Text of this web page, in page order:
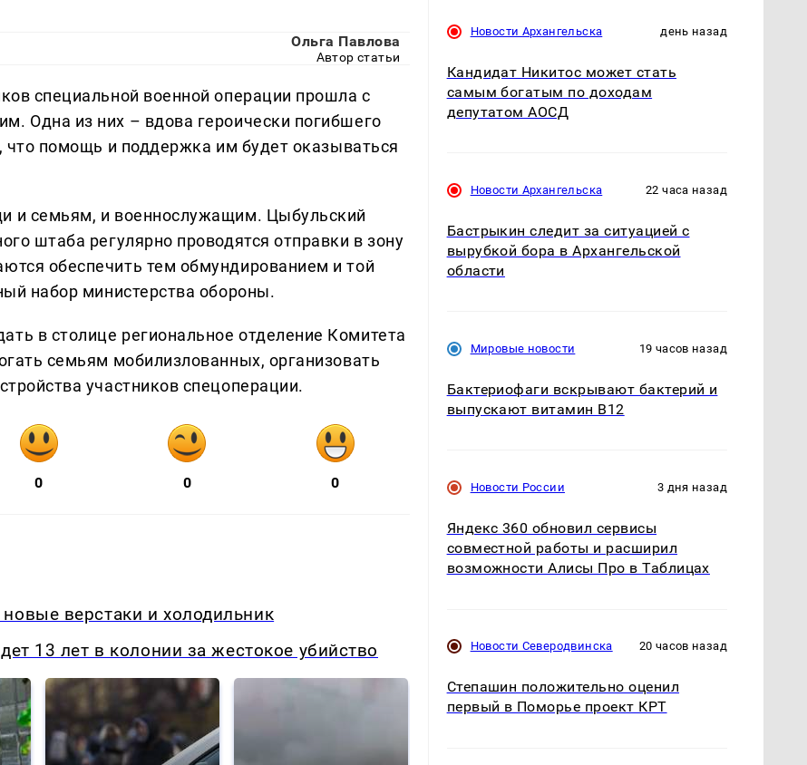
Ольга Павлова
Автор статьи
специальной военной операции прошла с
Одна из них – вдова героически погибшего
что помощь и поддержка им будет оказываться
и семьям, и военнослужащим. Цыбульский
штаба регулярно проводятся отправки в зону
обеспечить тем обмундированием и той
набор министерства обороны.
в столице региональное отделение Комитета
семьям мобилизлованных, организовать
участников спецоперации.
0 0 0
верстаки и холодильник
13 лет в колонии за жестокое убийство
Новости Архангельска день назад
Кандидат Никитос может стать
самым богатым по доходам
депутатом АОСД
Новости Архангельска 22 часа назад
Бастрыкин следит за ситуацией с
вырубкой бора в Архангельской
области
Мировые новости 19 часов назад
Бактериофаги вскрывают бактерий и
выпускают витамин B12
Новости России 3 дня назад
Яндекс 360 обновил сервисы
совместной работы и расширил
возможности Алисы Про в Таблицах
Новости Северодвинска 20 часов назад
Степашин положительно оценил
первый в Поморье проект КРТ